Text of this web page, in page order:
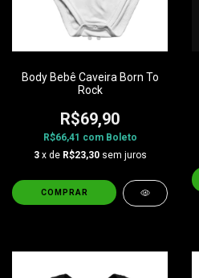
Body Bebê Caveira Born To
Rock
R$69,90
R$66,41 com Boleto
3 x de R$23,30 sem juros
COMPRAR